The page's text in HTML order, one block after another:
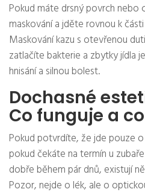
Pokud máte drsný povrch
maskování a jděte rovnou k
Maskování kazu s otevřenou
zatlačíte bakterie a zbytky jídla
hnisání a silnou bolest.
Dochasné
Co funguje a
Pokud potvrdíte, že jde pouze
pokud čekáte na termín u
dobře během pár dnů, existují
Pozor, nejde o lék, ale o